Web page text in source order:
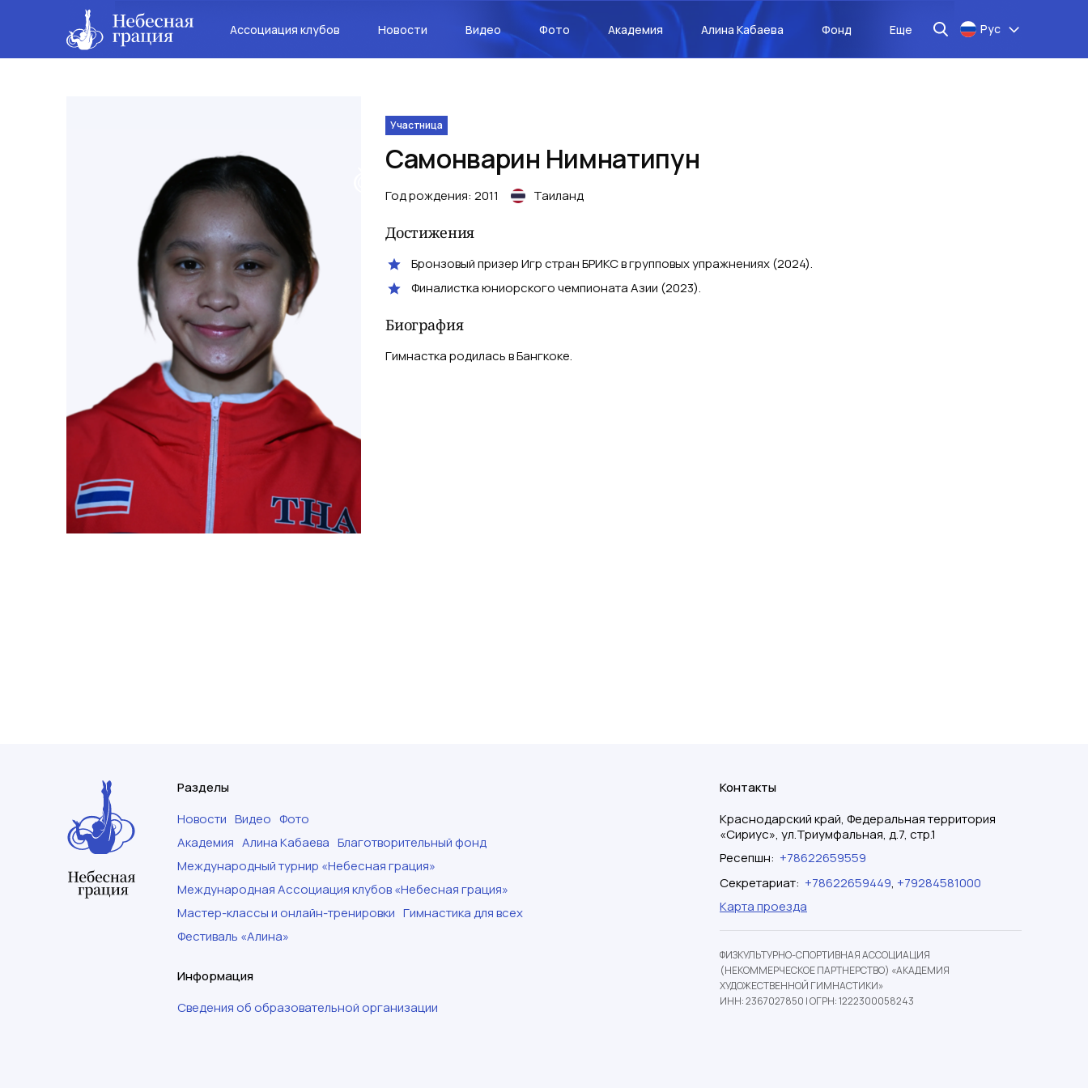
Ассоциация клубов Новости Видео Фото Академия Алина Кабаева Фонд Еще Рус
Участница
Самонварин Нимнатипун
Год рождения: 2011 Таиланд
Достижения
Бронзовый призер Игр стран БРИКС в групповых упражнениях (2024).
Финалистка юниорского чемпионата Азии (2023).
Биография
Гимнастка родилась в Бангкоке.
Разделы
Новости Видео Фото
Академия Алина Кабаева Благотворительный фонд
Международный турнир «Небесная грация»
Международная Ассоциация клубов «Небесная грация»
Мастер-классы и онлайн-тренировки Гимнастика для всех
Фестиваль «Алина»
Информация
Сведения об образовательной организации
Контакты
Краснодарский край, Федеральная территория
«Сириус», ул.Триумфальная, д.7, стр.1
Ресепшн: +78622659559
Секретариат: +78622659449, +79284581000
Карта проезда
ФИЗКУЛЬТУРНО-СПОРТИВНАЯ АССОЦИАЦИЯ
(НЕКОММЕРЧЕСКОЕ ПАРТНЕРСТВО) «АКАДЕМИЯ
ХУДОЖЕСТВЕННОЙ ГИМНАСТИКИ»
ИНН: 2367027850 |ОГРН: 1222300058243